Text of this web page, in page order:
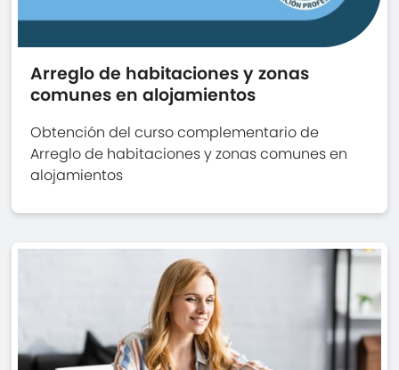
Arreglo de habitaciones y zonas
comunes en alojamientos
Obtención del curso complementario de
Arreglo de habitaciones y zonas comunes en
alojamientos